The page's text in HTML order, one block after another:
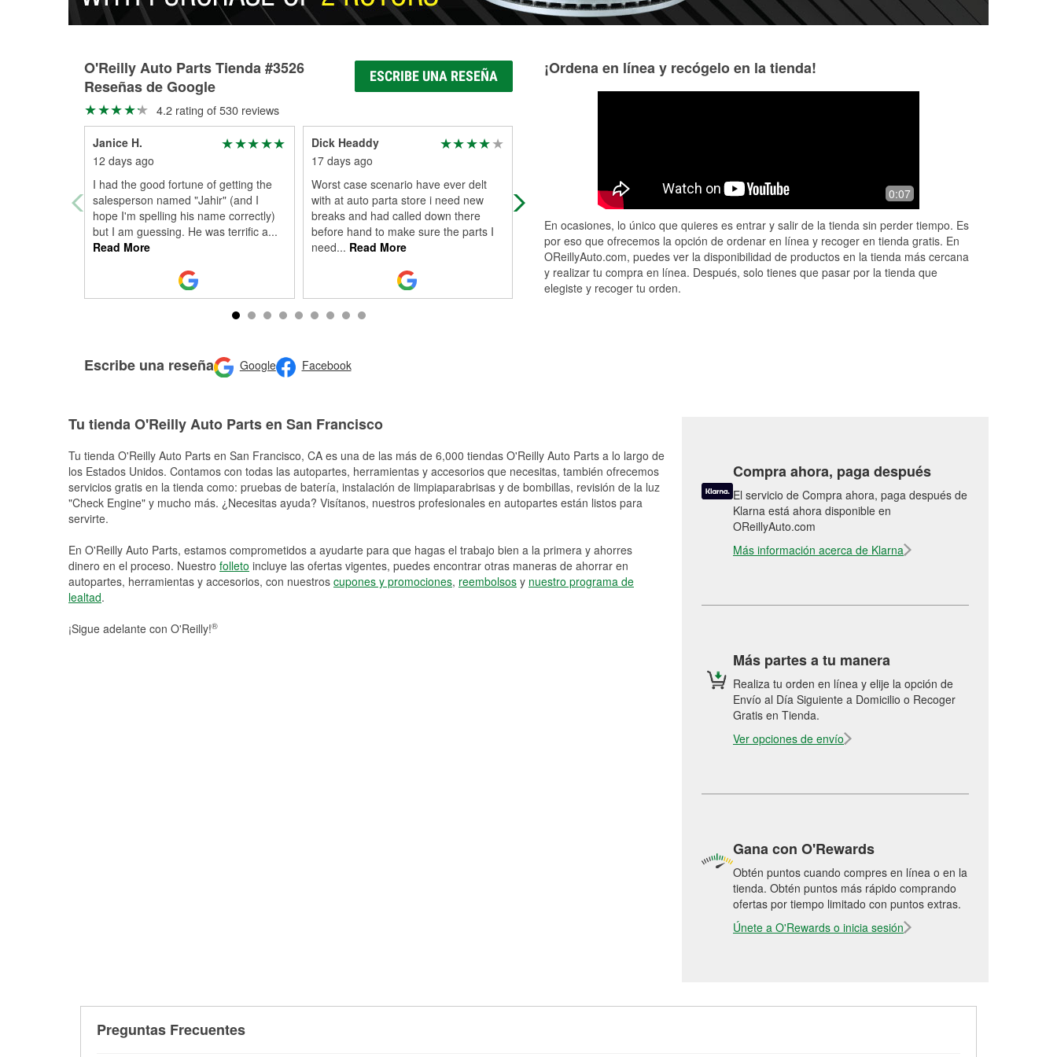
O'Reilly Auto Parts Tienda #3526
Reseñas de Google
ESCRIBE UNA RESEÑA
4.2 rating of 530 reviews
Janice H.
12 days ago
I had the good fortune of getting the
salesperson named "Jahir" (and I
hope I'm spelling his name correctly)
but I am guessing. He was terrific a...
Read More
Dick Headdy
17 days ago
Worst case scenario have ever delt
with at auto parta store i need new
breaks and had called down there
before hand to make sure the parts I
need... Read More
My husband asked me to pick up
windshield wipers for the car. I was
chose the correct wipers and before
purchas...Read More
Excellent customer service by Nick!
Thank you so much!
was having a
Escribe una reseña Google Facebook
¡Ordena en línea y recógelo en la tienda!
0:07
En ocasiones, lo único que quieres es entrar y salir de la tienda sin perder tiempo. Es
por eso que ofrecemos la opción de ordenar en línea y recoger en tienda gratis. En
OReillyAuto.com, puedes ver la disponibilidad de productos en la tienda más cercana
y realizar tu compra en línea. Después, solo tienes que pasar por la tienda que
elegiste y recoger tu orden.
Tu tienda O'Reilly Auto Parts en San Francisco
Tu tienda O'Reilly Auto Parts en San Francisco, CA es una de las más de 6,000 tiendas O'Reilly Auto Parts a lo largo de
los Estados Unidos. Contamos con todas las autopartes, herramientas y accesorios que necesitas, también ofrecemos
servicios gratis en la tienda como: pruebas de batería, instalación de limpiaparabrisas y de bombillas, revisión de la luz
"Check Engine" y mucho más. ¿Necesitas ayuda? Visítanos, nuestros profesionales en autopartes están listos para
servirte.
En O'Reilly Auto Parts, estamos comprometidos a ayudarte para que hagas el trabajo bien a la primera y ahorres
dinero en el proceso. Nuestro folleto incluye las ofertas vigentes, puedes encontrar otras maneras de ahorrar en
autopartes, herramientas y accesorios, con nuestros cupones y promociones, reembolsos y nuestro programa de
lealtad.
¡Sigue adelante con O'Reilly!®
Compra ahora, paga después
El servicio de Compra ahora, paga después de
Klarna está ahora disponible en
OReillyAuto.com
Más información acerca de Klarna
Más partes a tu manera
Realiza tu orden en línea y elije la opción de
Envío al Día Siguiente a Domicilio o Recoger
Gratis en Tienda.
Ver opciones de envío
Gana con O'Rewards
Obtén puntos cuando compres en línea o en la
tienda. Obtén puntos más rápido comprando
ofertas por tiempo limitado con puntos extras.
Únete a O'Rewards o inicia sesión
Preguntas Frecuentes